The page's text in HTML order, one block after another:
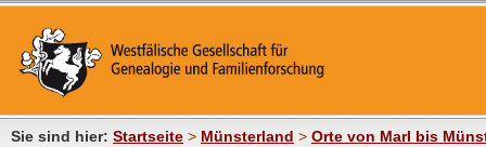
Sie sind hier: Startseite > Münsterland > Orte von Marl bis